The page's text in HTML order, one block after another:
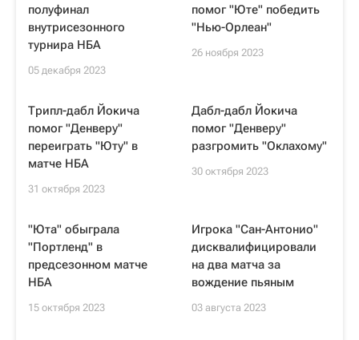
полуфинал
внутрисезонного
турнира НБА
05 декабря 2023
помог "Юте" победить
"Нью-Орлеан"
26 ноября 2023
Трипл-дабл Йокича
помог "Денверу"
переиграть "Юту" в
матче НБА
31 октября 2023
Дабл-дабл Йокича
помог "Денверу"
разгромить "Оклахому"
30 октября 2023
"Юта" обыграла
"Портленд" в
предсезонном матче
НБА
15 октября 2023
Игрока "Сан-Антонио"
дисквалифицировали
на два матча за
вождение пьяным
03 августа 2023